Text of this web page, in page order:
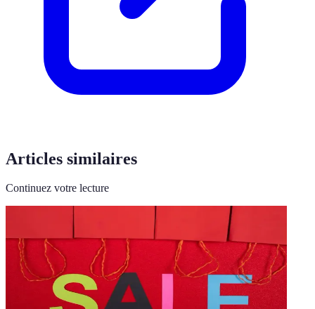
Articles similaires
Continuez votre lecture